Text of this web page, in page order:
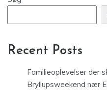
Recent Posts
Familieoplevelser der
Bryllupsweekend nær